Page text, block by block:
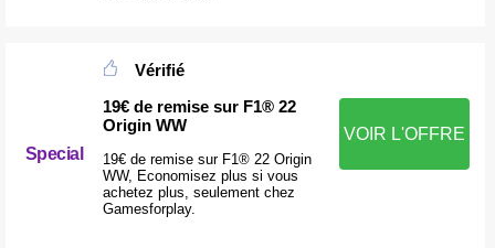
Special
Vérifié
19€ de remise sur F1® 22
Origin WW
19€ de remise sur F1® 22 Origin
WW, Economisez plus si vous
achetez plus, seulement chez
Gamesforplay.
VOIR L'OFFRE